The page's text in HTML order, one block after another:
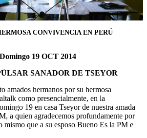
CONVIVENCIA EN PERÚ
Domingo 19 OCT 2014
SANADOR DE TSEYOR
amados hermanos por su hermosa
como presencialmente, en la
19 en casa Tseyor de nuestra amada
a quien agradecemos profundamente por
mismo que a su esposo Bueno Es la PM e